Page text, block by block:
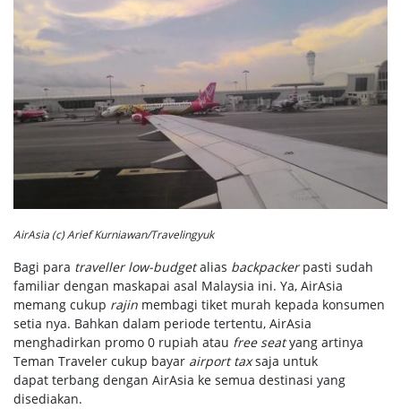
AirAsia (c) Arief Kurniawan/Travelingyuk
Bagi para traveller low-budgetalias backpackerpasti sudah
familiar dengan maskapai asal Malaysia ini. Ya, AirAsia
memang cukup rajin membagi tiket murah kepada konsumen
setia nya. Bahkan dalam periode tertentu, AirAsia
menghadirkan promo 0 rupiah atau free seatyang artinya
Teman Traveler cukup bayar airport taxsaja untuk
dapat terbang dengan AirAsia ke semua destinasi yang
disediakan.